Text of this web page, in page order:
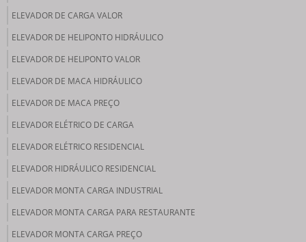
ELEVADOR DE CARGA VALOR
ELEVADOR DE HELIPONTO HIDRÁULICO
ELEVADOR DE HELIPONTO VALOR
ELEVADOR DE MACA HIDRÁULICO
ELEVADOR DE MACA PREÇO
ELEVADOR ELÉTRICO DE CARGA
ELEVADOR ELÉTRICO RESIDENCIAL
ELEVADOR HIDRÁULICO RESIDENCIAL
ELEVADOR MONTA CARGA INDUSTRIAL
ELEVADOR MONTA CARGA PARA RESTAURANTE
ELEVADOR MONTA CARGA PREÇO